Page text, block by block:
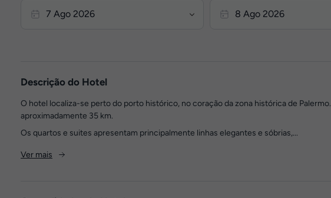
Descrição do Hotel
O hotel localiza-se perto do porto histórico, no coração da zona histórica de
aproximadamente 35 km.
Os quartos e suites apresentam principalmente linhas elegantes e sóbrias,...
Ver mais